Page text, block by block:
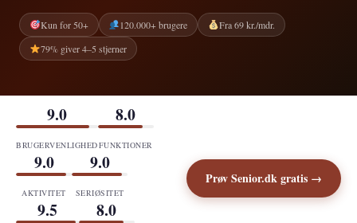
Kun for 50+ 120.000+ brugere
Fra 69 kr./mdr.
79% giver 4–5 stjerner
9.0
BRUGERVENLIGHED
8.0
FUNKTIONER
9.0
AKTIVITET
9.0
SERIØSITET
9.5 8.0
Prøv Senior.dk gratis →